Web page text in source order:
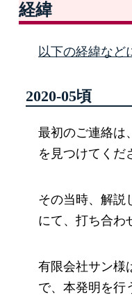
経緯
以下の経緯など
2020-05頃
最初のご連絡は
を見つけてくだ
その当時、解説
にて、打ち合わ
有限会社サン様
で、本発明を行